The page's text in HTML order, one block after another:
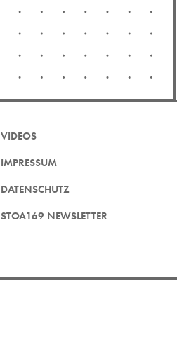
VIDEOS
IMPRESSUM
DATENSCHUTZ
STOA169 NEWSLETTER